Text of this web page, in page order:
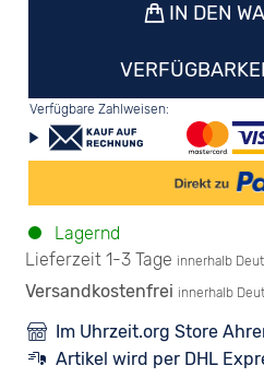
IN DEN
Verfügbare Zahlweisen:
Lagernd
Lieferzeit 1-3 Tage innerhalb
Versandkostenfrei innerhalb
Im Uhrzeit.org Store
Artikel wird per DHL